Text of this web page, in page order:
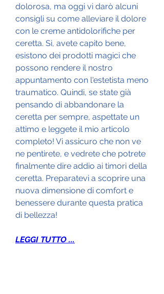
dolorosa, ma oggi vi darò alcuni
consigli su come alleviare il dolore
con le creme antidolorifiche per
ceretta. Sì, avete capito bene,
esistono dei prodotti magici che
possono rendere il nostro
appuntamento con l'estetista meno
traumatico. Quindi, se state già
pensando di abbandonare la
ceretta per sempre, aspettate un
attimo e leggete il mio articolo
completo! Vi assicuro che non ve
ne pentirete, e vedrete che potrete
finalmente dire addio ai timori della
ceretta. Preparatevi a scoprire una
nuova dimensione di comfort e
benessere durante questa pratica
di bellezza!
LEGGI TUTTO ...